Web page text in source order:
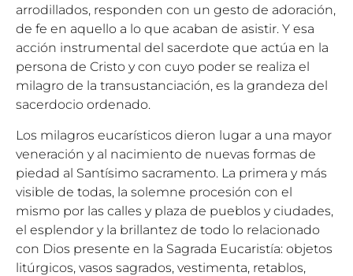
arrodillados, responden con un gesto de adoración,
de fe en aquello a lo que acaban de asistir. Y esa
acción instrumental del sacerdote que actúa en la
persona de Cristo y con cuyo poder se realiza el
milagro de la transustanciación, es la grandeza del
sacerdocio ordenado.
Los milagros eucarísticos dieron lugar a una mayor
veneración y al nacimiento de nuevas formas de
piedad al Santísimo sacramento. La primera y más
visible de todas, la solemne procesión con el
mismo por las calles y plaza de pueblos y ciudades,
el esplendor y la brillantez de todo lo relacionado
con Dios presente en la Sagrada Eucaristía: objetos
litúrgicos, vasos sagrados, vestimenta, retablos,